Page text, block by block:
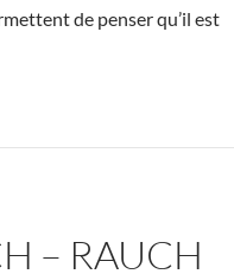
de penser qu’il est
– RAUCH